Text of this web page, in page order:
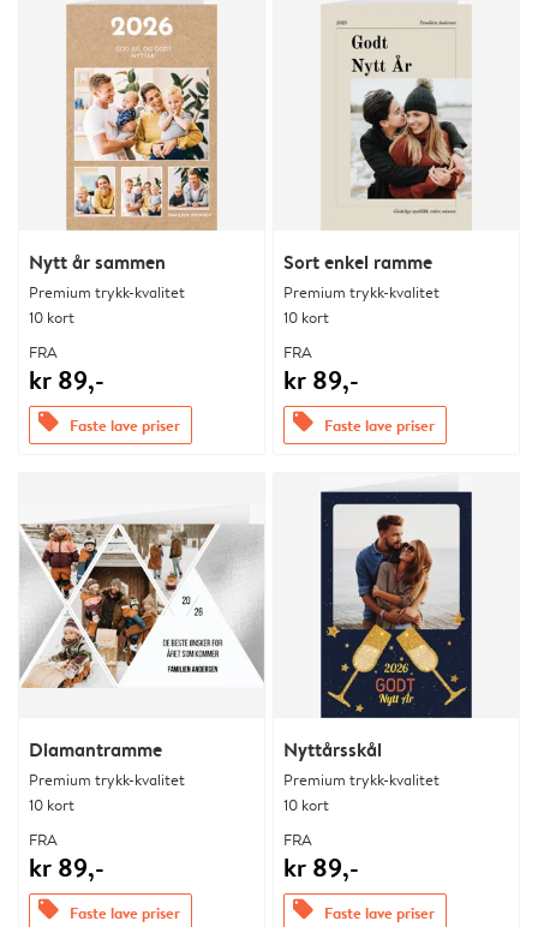
Nytt år sammen
Premium trykk-kvalitet
10 kort
FRA
kr 89,-
offers Faste lave priser
Sort enkel ramme
Premium trykk-kvalitet
10 kort
FRA
kr 89,-
offers Faste lave priser
Diamantramme
Premium trykk-kvalitet
10 kort
FRA
kr 89,-
offers Faste lave priser
Nyttårsskål
Premium trykk-kvalitet
10 kort
FRA
kr 89,-
offers Faste lave priser